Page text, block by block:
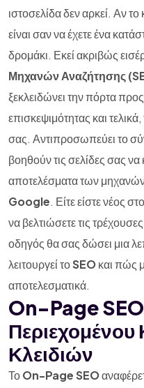
ιστοσελίδα δεν αρκεί. Αν
είναι σαν να έχετε ένα
δρομάκι. Εκεί ακριβώς
Μηχανών Αναζήτησης
ξεκλειδώνει την πόρτα
επισκεψιμότητας και
σας. Αντιπροσωπεύει το
βοηθούν τις σελίδες σας
αποτελέσματα των
Google. Είτε είστε νέος
να βελτιώσετε τις
οδηγός θα σας δώσει μια
λειτουργεί τοSEO και πώς
αποτελεσματικά.
On-Page
Κλειδιών
ΤοOn-Page SEO